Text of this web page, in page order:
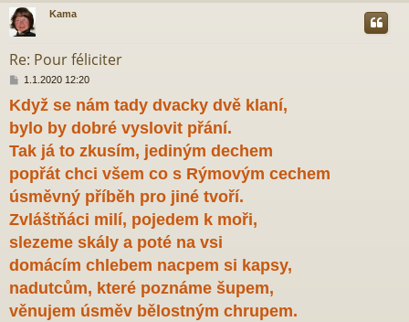
Kama
Re: Pour féliciter
P
í
p
ě
e
1.1.2020 12:20
Když se nám tady dvacky dvě klaní,
bylo by dobré vyslovit přání.
Tak já to zkusím, jediným dechem
popřát chci všem co s Rýmovým cechem
úsměvný příběh pro jiné tvoří.
Zvláštňáci milí, pojedem k moři,
slezeme skály a poté na vsi
domácím chlebem nacpem si kapsy,
nadutcům, které poznáme šupem,
věnujem úsměv bělostným chrupem.